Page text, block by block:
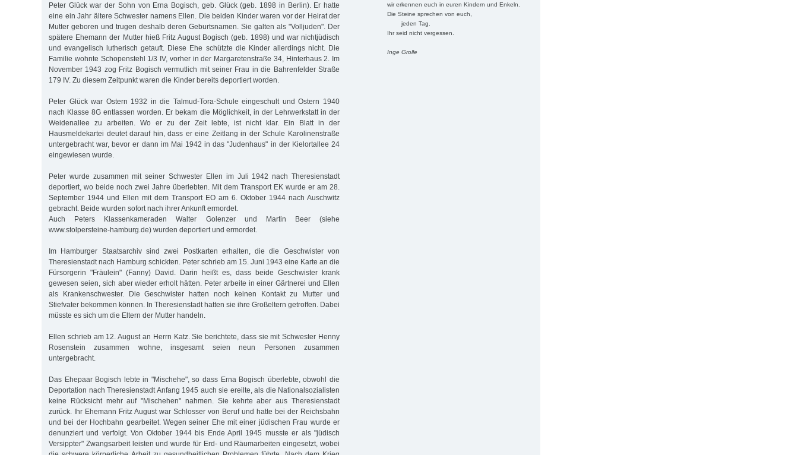
wir erkennen euch in euren Kindern und Enkeln.
Die Steine sprechen von euch,
jeden Tag.
Ihr seid nicht vergessen.
Inge Grolle
Peter Glück war der Sohn von Erna Bogisch, geb. Glück (geb. 1898 in Berlin). Er hatte
eine ein Jahr ältere Schwester namens Ellen. Die beiden Kinder waren vor der Heirat der
Mutter geboren und trugen deshalb deren Geburtsnamen. Sie galten als "Volljuden". Der
spätere Ehemann der Mutter hieß Fritz August Bogisch (geb. 1898) und war nichtjüdisch
und evangelisch lutherisch getauft. Diese Ehe schützte die Kinder allerdings nicht. Die
Familie wohnte Schopenstehl 1/3 IV, vorher in der Margaretenstraße 34, Hinterhaus 2. Im
November 1943 zog Fritz Bogisch vermutlich mit seiner Frau in die Bahrenfelder Straße
179 IV. Zu diesem Zeitpunkt waren die Kinder bereits deportiert worden.
Peter Glück war Ostern 1932 in die Talmud-Tora-Schule eingeschult und Ostern 1940
nach Klasse 8G entlassen worden. Er bekam die Möglichkeit, in der Lehrwerkstatt in der
Weidenallee zu arbeiten. Wo er zu der Zeit lebte, ist nicht klar. Ein Blatt in der
Hausmeldekartei deutet darauf hin, dass er eine Zeitlang in der Schule Karolinenstraße
untergebracht war, bevor er dann im Mai 1942 in das "Judenhaus" in der Kielortallee 24
eingewiesen wurde.
Peter wurde zusammen mit seiner Schwester Ellen im Juli 1942 nach Theresienstadt
deportiert, wo beide noch zwei Jahre überlebten. Mit dem Transport EK wurde er am 28.
September 1944 und Ellen mit dem Transport EO am 6. Oktober 1944 nach Auschwitz
gebracht. Beide wurden sofort nach ihrer Ankunft ermordet.
Auch Peters Klassenkameraden Walter Golenzer und Martin Beer (siehe
www.stolpersteine-hamburg.de) wurden deportiert und ermordet.
Im Hamburger Staatsarchiv sind zwei Postkarten erhalten, die die Geschwister von
Theresienstadt nach Hamburg schickten. Peter schrieb am 15. Juni 1943 eine Karte an die
Fürsorgerin "Fräulein" (Fanny) David. Darin heißt es, dass beide Geschwister krank
gewesen seien, sich aber wieder erholt hätten. Peter arbeite in einer Gärtnerei und Ellen
als Krankenschwester. Die Geschwister hatten noch keinen Kontakt zu Mutter und
Stiefvater bekommen können. In Theresienstadt hatten sie ihre Großeltern getroffen. Dabei
müsste es sich um die Eltern der Mutter handeln.
Ellen schrieb am 12. August an Herrn Katz. Sie berichtete, dass sie mit Schwester Henny
Rosenstein zusammen wohne, insgesamt seien neun Personen zusammen
untergebracht.
Das Ehepaar Bogisch lebte in "Mischehe", so dass Erna Bogisch überlebte, obwohl die
Deportation nach Theresienstadt Anfang 1945 auch sie ereilte, als die Nationalsozialisten
keine Rücksicht mehr auf "Mischehen" nahmen. Sie kehrte aber aus Theresienstadt
zurück. Ihr Ehemann Fritz August war Schlosser von Beruf und hatte bei der Reichsbahn
und bei der Hochbahn gearbeitet. Wegen seiner Ehe mit einer jüdischen Frau wurde er
denunziert und verfolgt. Von Oktober 1944 bis Ende April 1945 musste er als "jüdisch
Versippter" Zwangsarbeit leisten und wurde für Erd- und Räumarbeiten eingesetzt, wobei